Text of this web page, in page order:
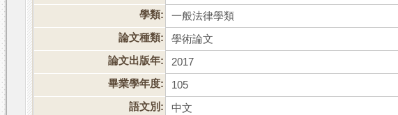
學類:
一般法律學類
論文種類:
學術論文
論文出版年:
2017
畢業學年度:
105
語文別:
中文